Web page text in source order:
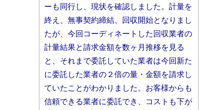
ーも同行し、現状を確認しました。計量を
終え、無事契約締結、回収開始となりまし
たが、今回コーディネートした回収業者の
計量結果と請求金額を数ヶ月推移を見る
と、それまで委託していた業者は今回新た
に委託した業者の２倍の量・金額を請求し
ていたことがわかりました。 お客様からも
信頼できる業者に委託でき、コストも下が